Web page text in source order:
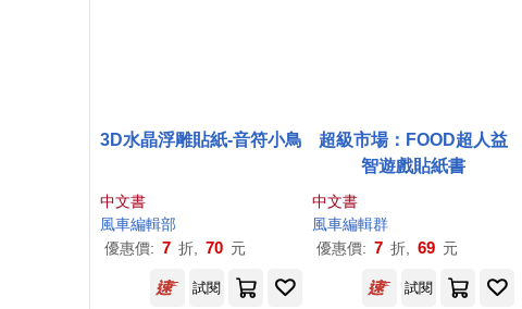
3D水晶浮雕貼紙-音符小鳥
中文書
風車編輯部
優惠價: 7 折, 70 元
超級市場：FOOD超人益
智遊戲貼紙書
中文書
風車編輯群
優惠價: 7 折, 69 元
試閱 試閱